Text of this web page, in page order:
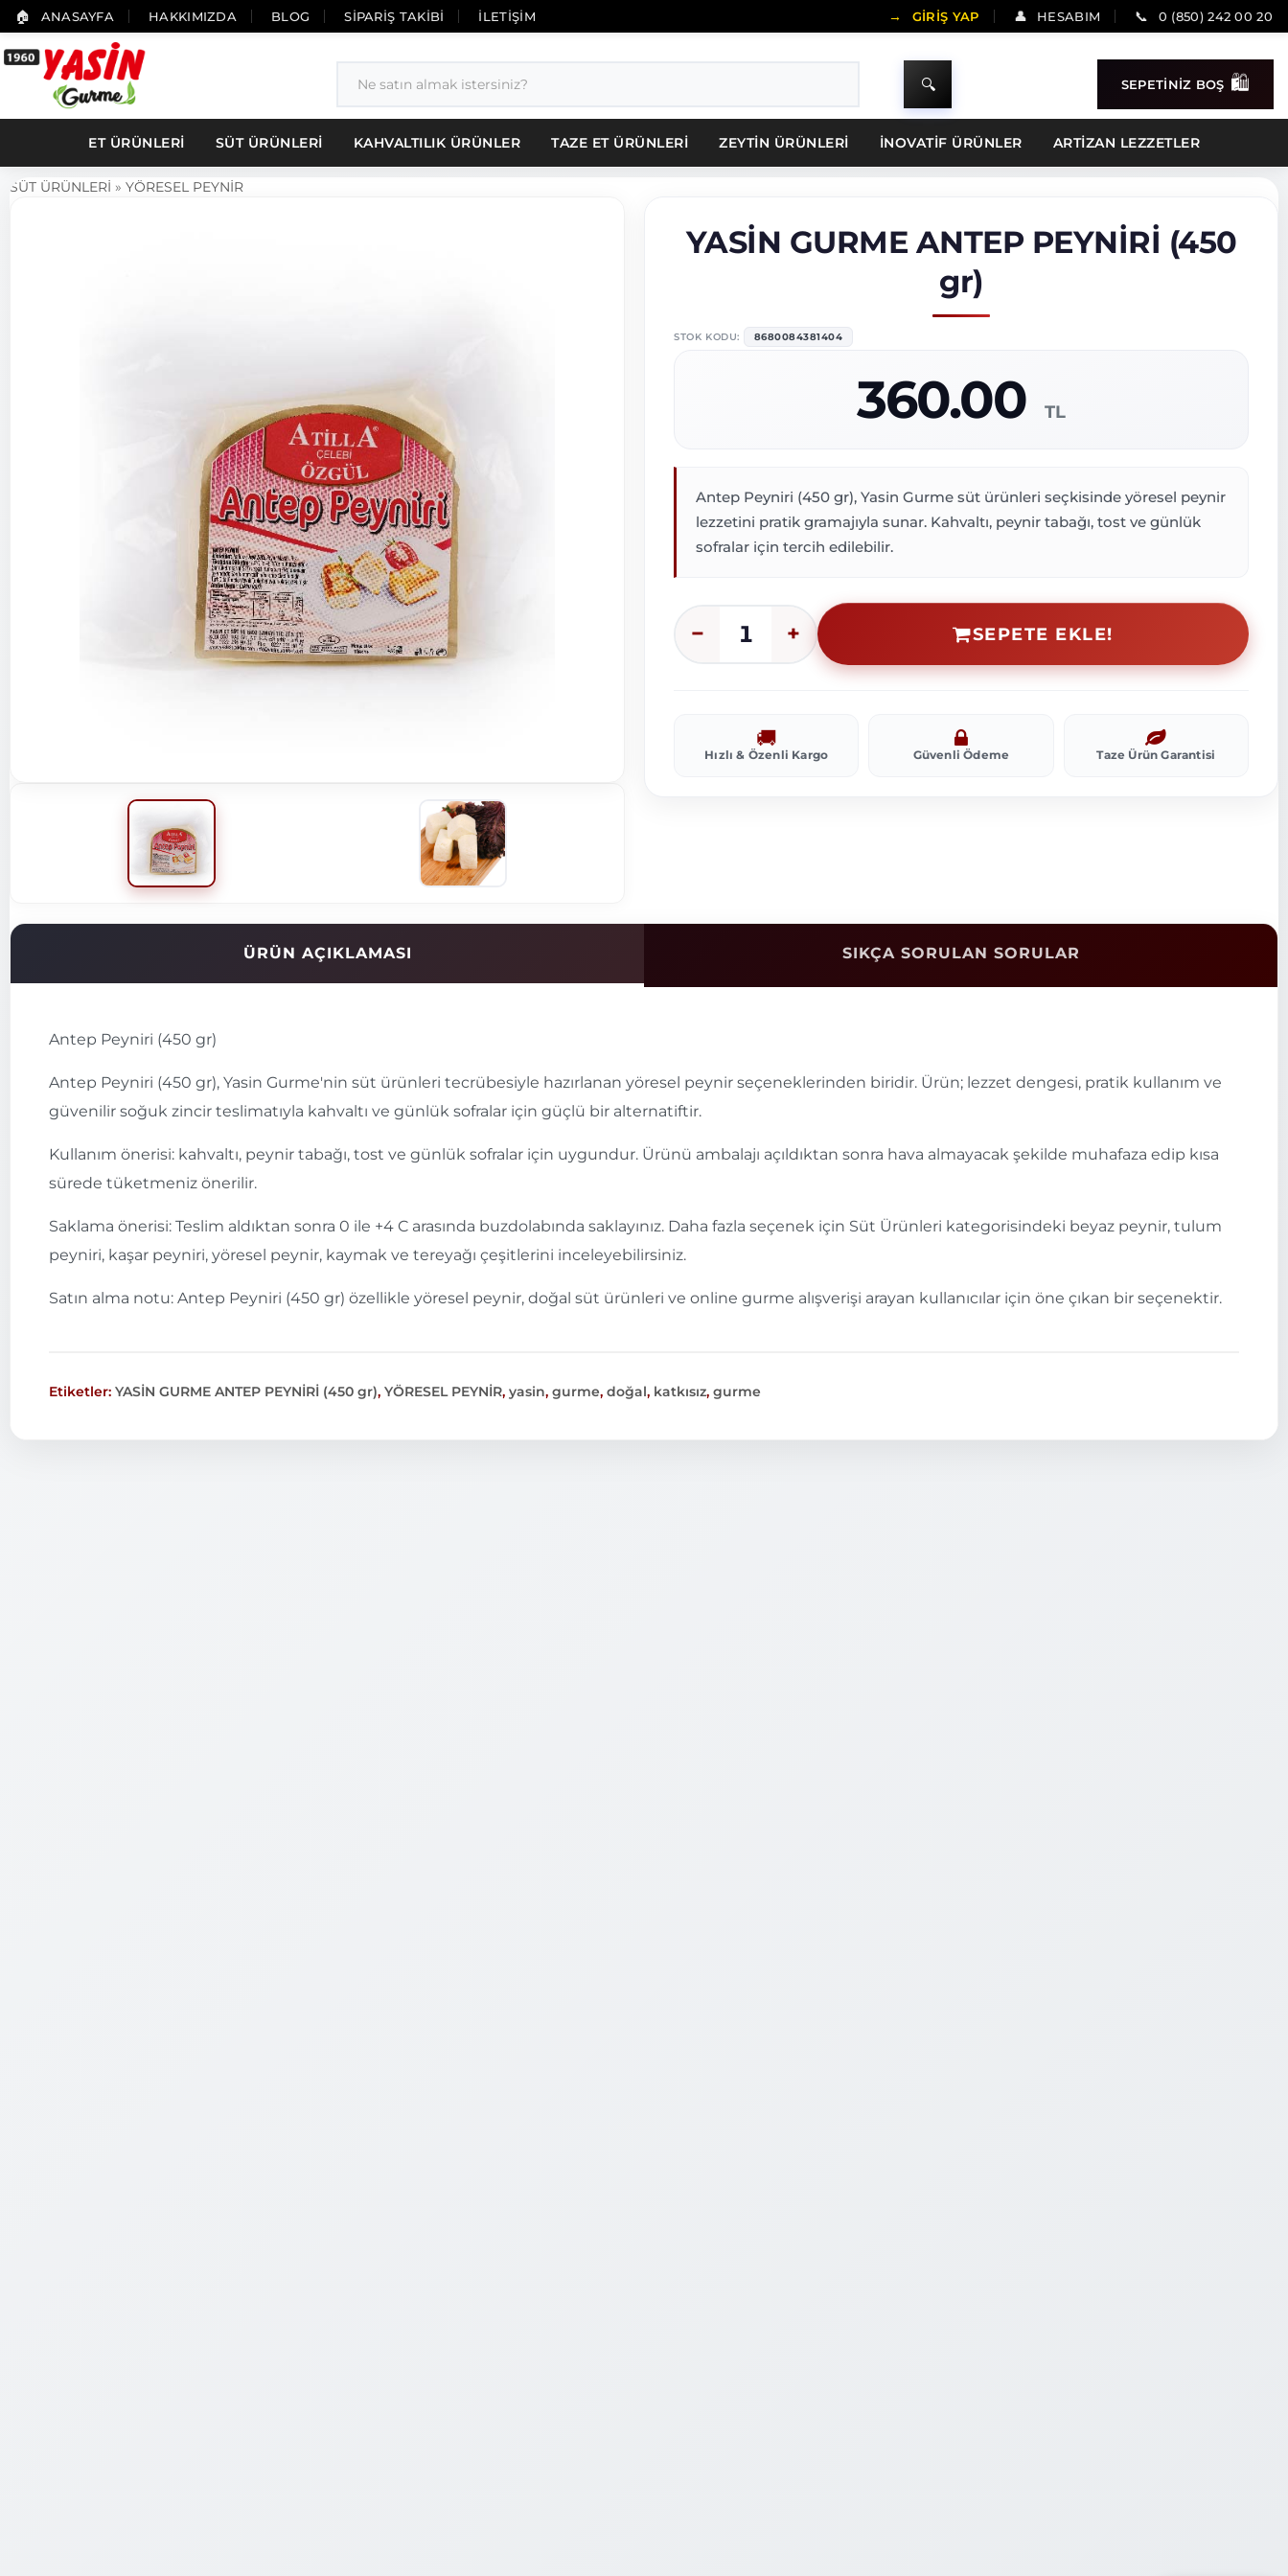
ANASAYFA HAKKIMIZDA BLOG SİPARİŞ TAKİBİ İLETİŞİM GİRİŞ YAP HESABIM 0 (850) 242 00 20
SEPETİNİZ BOŞ
ET ÜRÜNLERİ SÜT ÜRÜNLERİ KAHVALTILIK ÜRÜNLER TAZE ET ÜRÜNLERİ ZEYTİN ÜRÜNLERİ İNOVATİF ÜRÜNLER ARTIZAN LEZZETLER
SÜT ÜRÜNLERİ » YÖRESEL PEYNİR
YASİN GURME ANTEP PEYNİRİ (450
gr)
STOK KODU: 8680084381404
360.00 TL
Antep Peyniri (450 gr), Yasin Gurme süt ürünleri seçkisinde yöresel peynir
lezzetini pratik gramajıyla sunar. Kahvaltı, peynir tabağı, tost ve günlük
sofralar için tercih edilebilir.
− 1 + SEPETE EKLE!
Hızlı & Özenli Kargo Güvenli Ödeme Taze Ürün Garantisi
ÜRÜN AÇIKLAMASI SIKÇA SORULAN SORULAR
Antep Peyniri (450 gr)
Antep Peyniri (450 gr), Yasin Gurme'nin süt ürünleri tecrübesiyle hazırlanan yöresel peynir seçeneklerinden biridir. Ürün; lezzet dengesi, pratik kullanım ve
güvenilir soğuk zincir teslimatıyla kahvaltı ve günlük sofralar için güçlü bir alternatiftir.
Kullanım önerisi: kahvaltı, peynir tabağı, tost ve günlük sofralar için uygundur. Ürünü ambalajı açıldıktan sonra hava almayacak şekilde muhafaza edip kısa
sürede tüketmeniz önerilir.
Saklama önerisi: Teslim aldıktan sonra 0 ile +4 C arasında buzdolabında saklayınız. Daha fazla seçenek için Süt Ürünleri kategorisindeki beyaz peynir, tulum
peyniri, kaşar peyniri, yöresel peynir, kaymak ve tereyağı çeşitlerini inceleyebilirsiniz.
Satın alma notu: Antep Peyniri (450 gr) özellikle yöresel peynir, doğal süt ürünleri ve online gurme alışverişi arayan kullanıcılar için öne çıkan bir seçenektir.
Etiketler: YASİN GURME ANTEP PEYNİRİ (450 gr), YÖRESEL PEYNİR, yasin, gurme, doğal, katkısız, gurme